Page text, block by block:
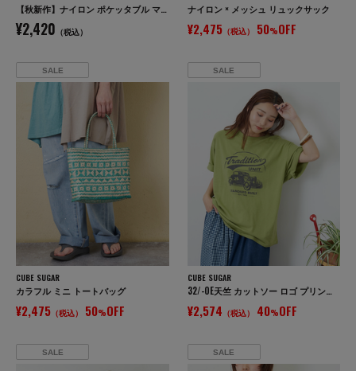
【秋新作】ナイロン ポケッタブル マルシェ バッグ
¥2,420 （税込）
ナイロン × メッシュ リュックサック
¥2,475（税込） 50%OFF
SALE
CUBE SUGAR
カラフル ミニ トートバッグ
¥2,475 （税込） 50%OFF
SALE
CUBE SUGAR
32/-OE天竺 カットソー ロゴ プリント Tシャツ
¥2,574 （税込） 40%OFF
SALE SALE